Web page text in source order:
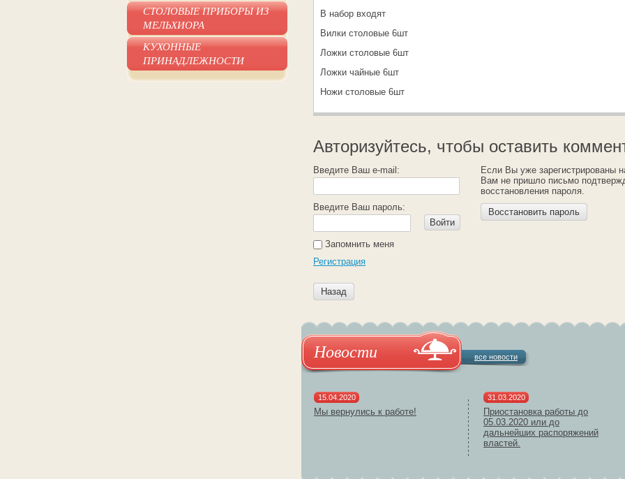
В набор входят
Вилки столовые 6шт
Ложки столовые 6шт
Ложки чайные 6шт
Ножи столовые 6шт
Авторизуйтесь, чтобы оставить
Введите Ваш e-mail:
Введите Ваш пароль:
Войти
Запомнить меня
Регистрация
Если Вы уже зарегистрированы
Вам не пришло письмо
восстановления пароля.
Восстановить пароль
Назад
Новости все новости
15.04.2020
Мы вернулись к работе!
31.03.2020
Приостановка работы до
05.03.2020 или до
дальнейших распоряжений
властей.
СТОЛОВЫЕ ПРИБОРЫ ИЗ
МЕЛЬХИОРА
КУХОННЫЕ
ПРИНАДЛЕЖНОСТИ